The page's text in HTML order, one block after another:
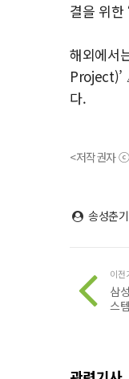
결을 위한
해외에서
Project)’
다.
<저작권자
송성춘
이전
삼
스